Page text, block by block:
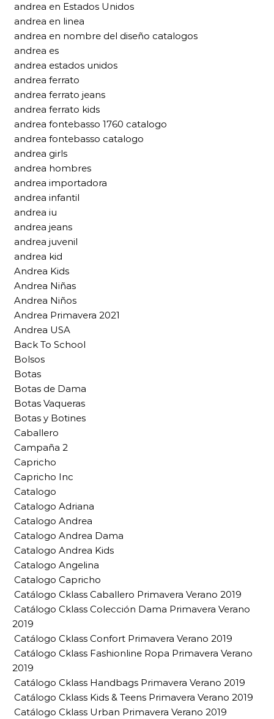
andrea en Estados Unidos
andrea en linea
andrea en nombre del diseño catalogos
andrea es
andrea estados unidos
andrea ferrato
andrea ferrato jeans
andrea ferrato kids
andrea fontebasso 1760 catalogo
andrea fontebasso catalogo
andrea girls
andrea hombres
andrea importadora
andrea infantil
andrea iu
andrea jeans
andrea juvenil
andrea kid
Andrea Kids
Andrea Niñas
Andrea Niños
Andrea Primavera 2021
Andrea USA
Back To School
Bolsos
Botas
Botas de Dama
Botas Vaqueras
Botas y Botines
Caballero
Campaña 2
Capricho
Capricho Inc
Catalogo
Catalogo Adriana
Catalogo Andrea
Catalogo Andrea Dama
Catalogo Andrea Kids
Catalogo Angelina
Catalogo Capricho
Catálogo Cklass Caballero Primavera Verano 2019
Catálogo Cklass Colección Dama Primavera Verano
2019
Catálogo Cklass Confort Primavera Verano 2019
Catálogo Cklass Fashionline Ropa Primavera Verano
2019
Catálogo Cklass Handbags Primavera Verano 2019
Catálogo Cklass Kids & Teens Primavera Verano 2019
Catálogo Cklass Urban Primavera Verano 2019